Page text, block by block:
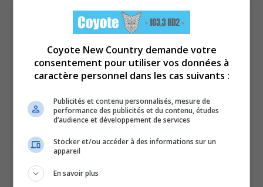
Coyote New Country demande votre
consentement pour utiliser vos données à
caractère personnel dans les cas suivants :
Publicités et contenu personnalisés, mesure de
performance des publicités et du contenu, études
d’audience et développement de services
Stocker et/ou accéder à des informations sur un
appareil
En savoir plus